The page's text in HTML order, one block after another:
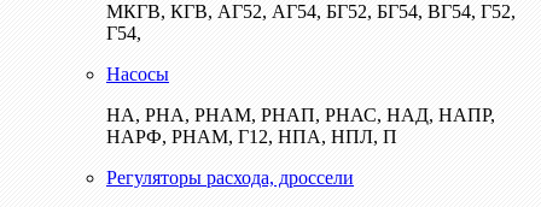
МКГВ, КГВ, АГ52, АГ54, БГ52, БГ54, ВГ54, Г52,
Г54,
Насосы
НА, РНА, РНАМ, РНАП, РНАС, НАД, НАПР,
НАРФ, РНАМ, Г12, НПА, НПЛ, П
Регуляторы расхода, дроссели